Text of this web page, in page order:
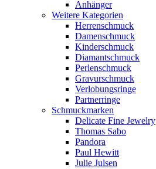
Anhänger
Weitere Kategorien
Herrenschmuck
Damenschmuck
Kinderschmuck
Diamantschmuck
Perlenschmuck
Gravurschmuck
Verlobungsringe
Partnerringe
Schmuckmarken
Delicate Fine Jewelry
Thomas Sabo
Pandora
Paul Hewitt
Julie Julsen